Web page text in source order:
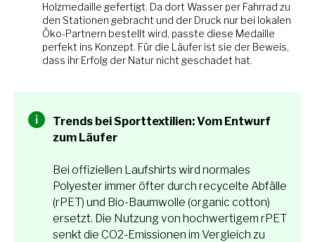
Holzmedaille gefertigt. Da dort Wasser per Fahrrad zu
den Stationen gebracht und der Druck nur bei lokalen
Öko-Partnern bestellt wird, passte diese Medaille
perfekt ins Konzept. Für die Läufer ist sie der Beweis,
dass ihr Erfolg der Natur nicht geschadet hat.
Trends bei Sporttextilien: Vom Entwurf
zum Läufer
Bei offiziellen Laufshirts wird normales
Polyester immer öfter durch recycelte Abfälle
(rPET) und Bio-Baumwolle (organic cotton)
ersetzt. Die Nutzung von hochwertigem rPET
senkt die CO2-Emissionen im Vergleich zu